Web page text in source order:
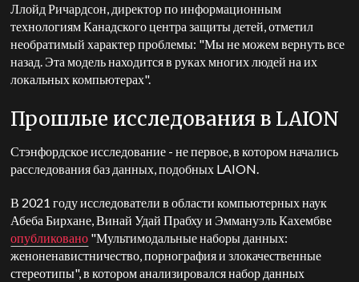
Ллойд Ричардсон, директор по информационным
технологиям Канадского центра защиты детей, отметил
необратимый характер проблемы: "Мы не можем вернуть все
назад. Эта модель находится в руках многих людей на их
локальных компьютерах".
Прошлые исследования в LAION
Стэнфордское исследование - не первое, в котором начались
расследования баз данных, подобных LAION.
В 2021 году исследователи в области компьютерных наук
Абеба Бирхане, Винай Удай Прабху и Эммануэль Кахембве
опубликовано "Мультимодальные наборы данных:
женоненавистничество, порнография и злокачественные
стереотипы", в котором анализировался набор данных